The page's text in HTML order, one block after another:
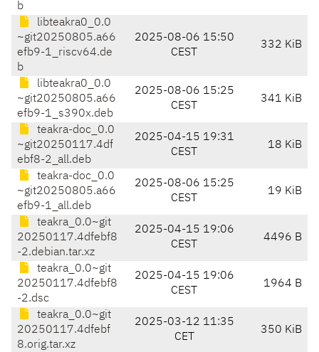
b
libteakra0_0.0
~git20250805.a66
efb9-1_riscv64.de
b
2025-08-06 15:50
CEST
332 KiB
libteakra0_0.0
~git20250805.a66
efb9-1_s390x.deb
2025-08-06 15:25
CEST
341 KiB
teakra-doc_0.0
~git20250117.4df
ebf8-2_all.deb
2025-04-15 19:31
CEST
18 KiB
teakra-doc_0.0
~git20250805.a66
efb9-1_all.deb
2025-08-06 15:25
CEST
19 KiB
teakra_0.0~git
20250117.4dfebf8
-2.debian.tar.xz
2025-04-15 19:06
CEST
4496 B
teakra_0.0~git
20250117.4dfebf8
-2.dsc
2025-04-15 19:06
CEST
1964 B
teakra_0.0~git
20250117.4dfebf
8.orig.tar.xz
2025-03-12 11:35
CET
350 KiB